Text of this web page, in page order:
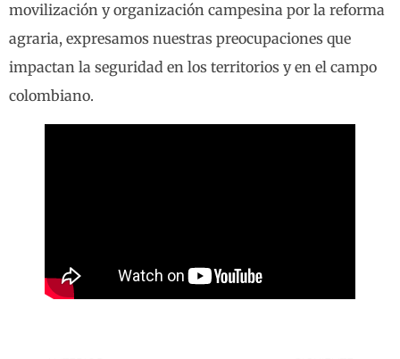
movilización y organización campesina por la reforma
agraria, expresamos nuestras preocupaciones que
impactan la seguridad en los territorios y en el campo
colombiano.